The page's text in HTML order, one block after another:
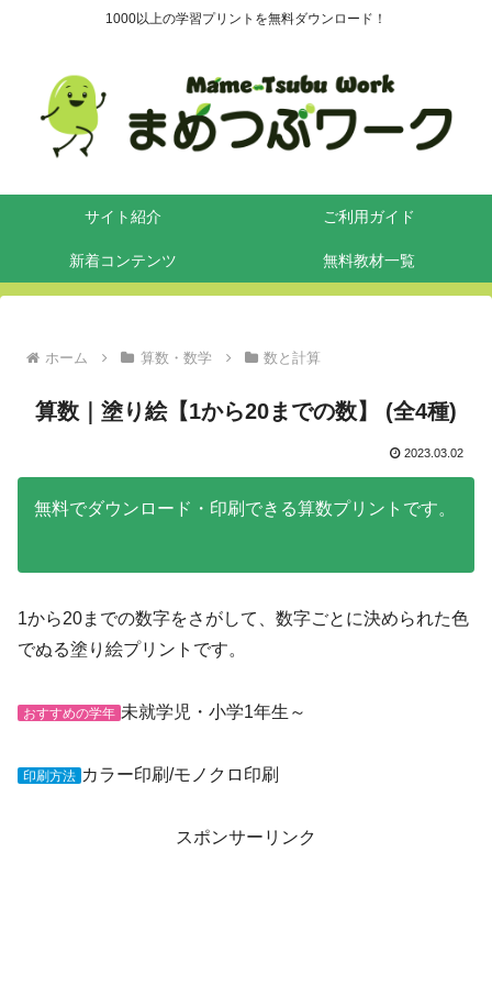
1000以上の学習プリントを無料ダウンロード！
サイト紹介 ご利用ガイド
新着コンテンツ 無料教材一覧
ホーム 算数・数学 数と計算
算数｜塗り絵【1から20までの数】 (全4種)
2023.03.02
無料でダウンロード・印刷できる算数プリントです。
1から20までの数字をさがして、数字ごとに決められた色
でぬる塗り絵プリントです。
おすすめの学年 未就学児・小学1年生～
印刷方法 カラー印刷/モノクロ印刷
スポンサーリンク